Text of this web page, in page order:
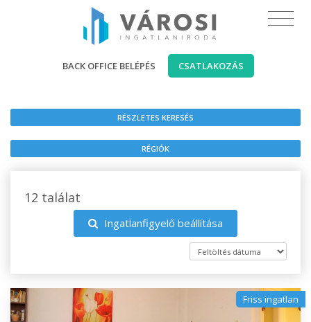
BACK OFFICE BELÉPÉS CSATLAKOZÁS
RÉSZLETES KERESÉS
RÉGIÓK
12 találat
Ingatlanfigyelő beállítása
Friss ingatlan